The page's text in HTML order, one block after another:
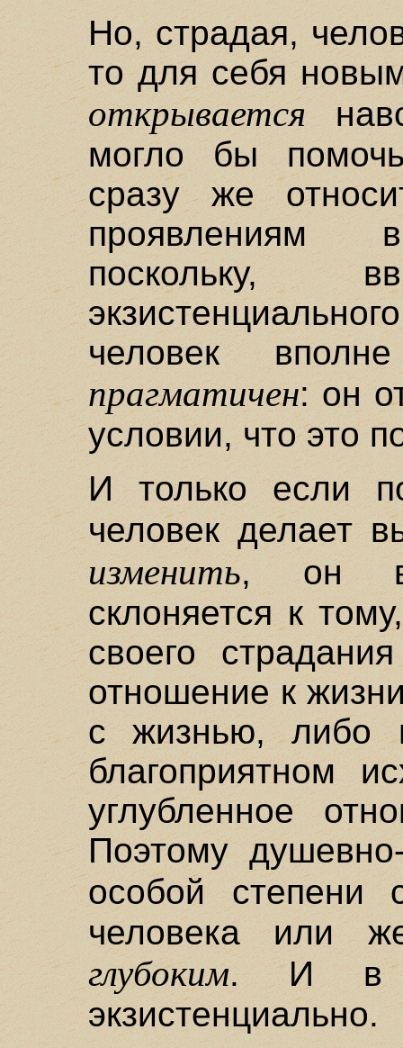
Но, страдая,
то для себя
открывается
могло бы
сразу же
проявлениям
поскольку,
человек
прагматичен: он
условии, что это
И только если
человек делает
изменить, он в
склоняется к
своего
отношение к
с жизнью, либо
благоприятном
углубленное
Поэтому
особой
человека или
глубоким. И в
экзистенциально.